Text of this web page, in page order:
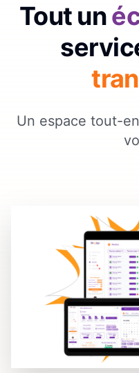
Tout un
Un espace tout-